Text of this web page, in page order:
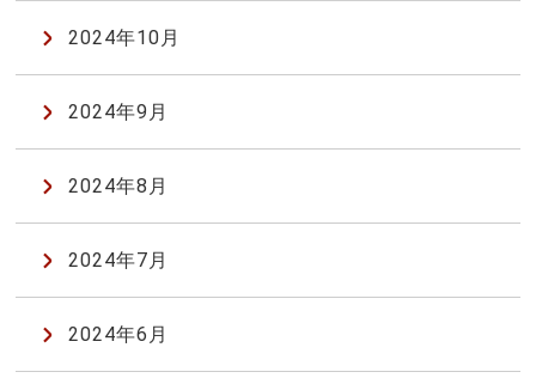
2024年10月
2024年9月
2024年8月
2024年7月
2024年6月